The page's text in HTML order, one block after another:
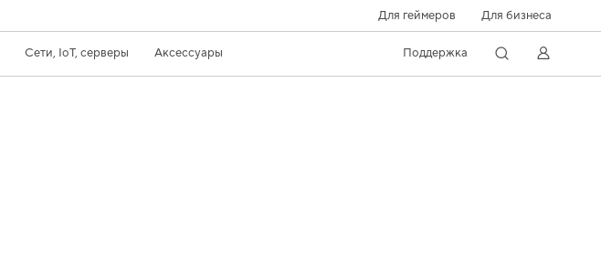
Для геймеров Для бизнеса
Сети, IoT, серверы Аксессуары Поддержка